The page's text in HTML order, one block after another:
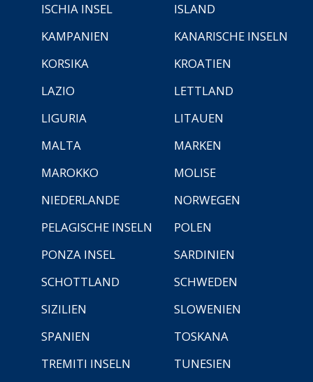
ISCHIA INSEL
ISLAND
KAMPANIEN
KANARISCHE INSELN
KORSIKA
KROATIEN
LAZIO
LETTLAND
LIGURIA
LITAUEN
MALTA
MARKEN
MAROKKO
MOLISE
NIEDERLANDE
NORWEGEN
PELAGISCHE INSELN
POLEN
PONZA INSEL
SARDINIEN
SCHOTTLAND
SCHWEDEN
SIZILIEN
SLOWENIEN
SPANIEN
TOSKANA
TREMITI INSELN
TUNESIEN